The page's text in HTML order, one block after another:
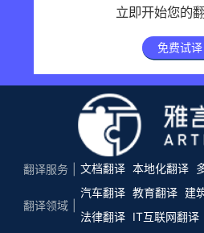
立即开始您的
免费试译
翻译服务 文档翻译 本地化翻译
翻译领域
汽车翻译 教育翻译 建
法律翻译
IT互联网翻译